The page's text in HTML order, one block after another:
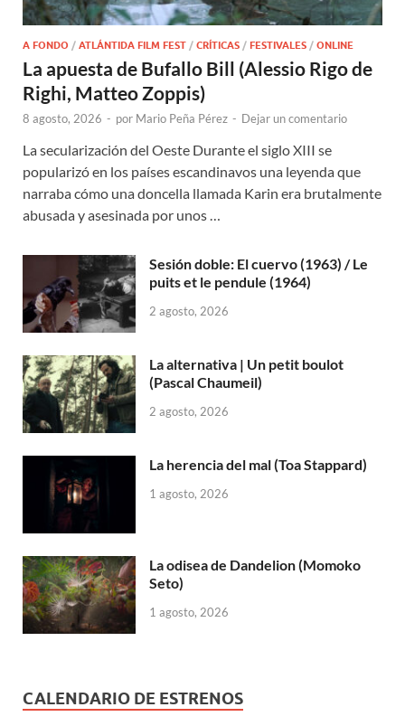
A FONDO / ATLÁNTIDA FILM FEST / CRÍTICAS / FESTIVALES / ONLINE
La apuesta de Bufallo Bill (Alessio Rigo de
Righi, Matteo Zoppis)
8 agosto, 2026 - por Mario Peña Pérez - Dejar un comentario
La secularización del Oeste Durante el siglo XIII se
popularizó en los países escandinavos una leyenda que
narraba cómo una doncella llamada Karin era brutalmente
abusada y asesinada por unos …
Sesión doble: El cuervo (1963) / Le
puits et le pendule (1964)
2 agosto, 2026
La alternativa | Un petit boulot
(Pascal Chaumeil)
2 agosto, 2026
La herencia del mal (Toa Stappard)
1 agosto, 2026
La odisea de Dandelion (Momoko
Seto)
1 agosto, 2026
CALENDARIO DE ESTRENOS